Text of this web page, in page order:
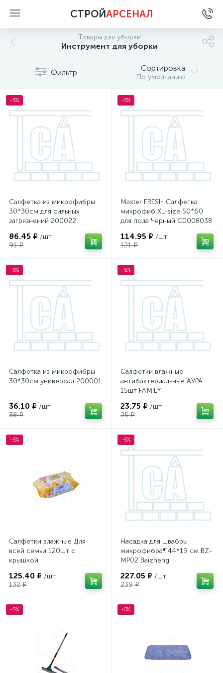
СТРОЙАРСЕНАЛ
Товары для уборки
Инструмент для уборки
Фильтр Сортировка
По умолчанию
-5%
Салфетка из микрофибры
30*30см для сильных
загрязнений 200022
86.45 ₽ /шт
91 ₽
-5%
Master FRESH Салфетка
микрофиб XL-size 50*60
для пола Черный С0008038
114.95 ₽ /шт
121 ₽
-5%
Салфетка из микрофибры
30*30см универсал 200001
36.10 ₽ /шт
38 ₽
-5%
Салфетки влажные
антибактериальные АУРА
15шт FAMILY
23.75 ₽ /шт
25 ₽
-5%
Салфетки влажные Для
всей семьи 120шт с
крышкой
125.40 ₽ /шт
132 ₽
-5%
Насадка для швабры
микрофибра¶44*19 см BZ-
MP02 Baizheng
227.05 ₽ /шт
239 ₽
-5% -5%